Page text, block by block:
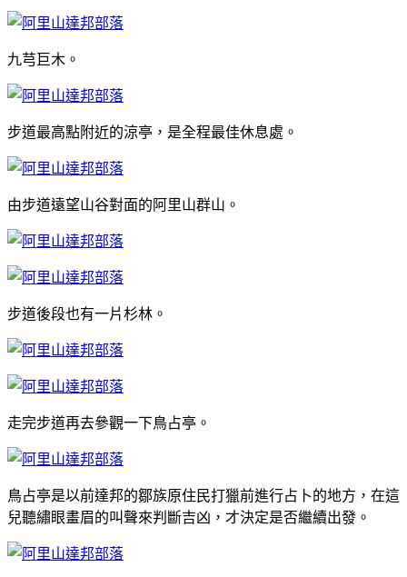
九芎巨木。
步道最高點附近的涼亭，是全程最佳休息處。
由步道遠望山谷對面的阿里山群山。
步道後段也有一片杉林。
走完步道再去參觀一下鳥占亭。
鳥占亭是以前達邦的鄒族原住民打獵前進行占卜的地方，在這
兒聽繡眼畫眉的叫聲來判斷吉凶，才決定是否繼續出發。